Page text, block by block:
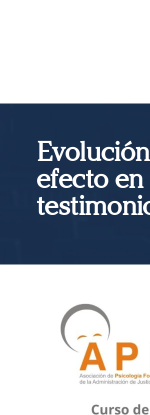
efecto